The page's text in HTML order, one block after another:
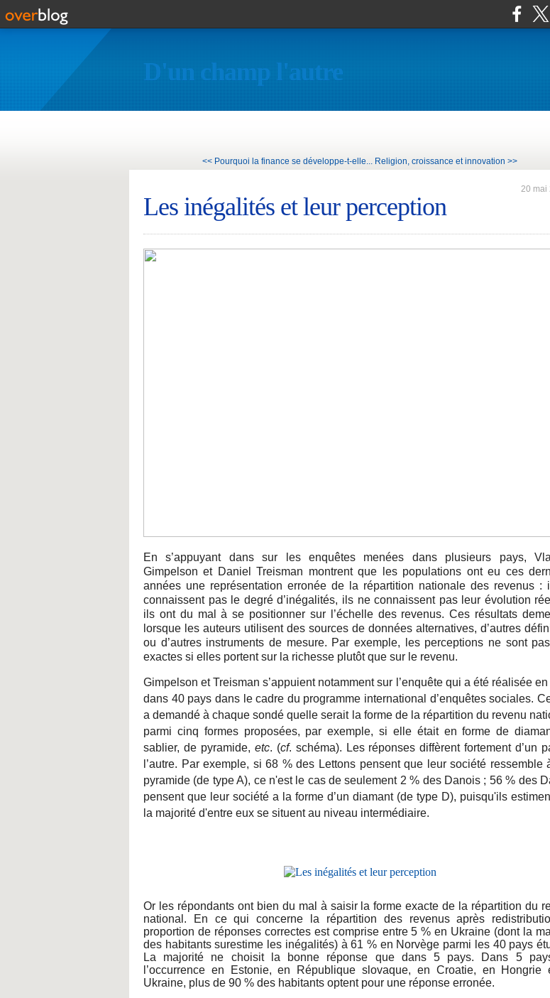
D'un champ l'autre
<< Pourquoi la finance se développe-t-elle... Religion, croissance et innovation >>
20 mai
Les inégalités et leur perception
En s’appuyant dans sur les enquêtes menées dans plusieurs pays,
Gimpelson et Daniel Treisman montrent que les populations ont eu ces
années une représentation erronée de la répartition nationale des revenus :
connaissent pas le degré d’inégalités, ils ne connaissent pas leur évolution
ils ont du mal à se positionner sur l’échelle des revenus. Ces résultats
lorsque les auteurs utilisent des sources de données alternatives, d’autres
ou d’autres instruments de mesure. Par exemple, les perceptions ne sont
exactes si elles portent sur la richesse plutôt que sur le revenu.
Gimpelson et Treisman s’appuient notamment sur l’enquête qui a été réalisée
dans 40 pays dans le cadre du programme international d’enquêtes sociales.
a demandé à chaque sondé quelle serait la forme de la répartition du revenu
parmi cinq formes proposées, par exemple, si elle était en forme de
sablier, de pyramide, etc. (cf. schéma). Les réponses diffèrent fortement d’un
l’autre. Par exemple, si 68 % des Lettons pensent que leur société ressemble
pyramide (de type A), ce n'est le cas de seulement 2 % des Danois ; 56 % des
pensent que leur société a la forme d’un diamant (de type D), puisqu'ils
la majorité d'entre eux se situent au niveau intermédiaire.
Or les répondants ont bien du mal à saisir la forme exacte de la répartition du
national. En ce qui concerne la répartition des revenus après
proportion de réponses correctes est comprise entre 5 % en Ukraine (dont la
des habitants surestime les inégalités) à 61 % en Norvège parmi les 40 pays
La majorité ne choisit la bonne réponse que dans 5 pays. Dans 5
l’occurrence en Estonie, en République slovaque, en Croatie, en Hongrie
Ukraine, plus de 90 % des habitants optent pour une réponse erronée.